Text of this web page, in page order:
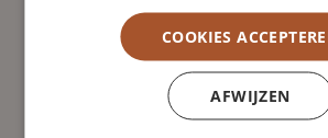
veilige werkcultuur. De nieuwe
onafhankelijk in zijn meningsvorming
constructieve wijze bij aan de
COOKIES
AFWIJZEN